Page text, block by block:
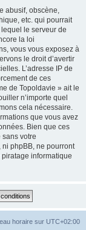
abusif, obscène,
etc. qui pourrait
le serveur de
la loi
vous vous exposez à
le droit d’avertir
L’adresse IP de
de ces
de Topoldavie » ait le
n’importe quel
cela nécessaire.
que vous avez
Bien que ces
votre
ni phpBB, ne pourront
informatique
horaire sur UTC+02:00